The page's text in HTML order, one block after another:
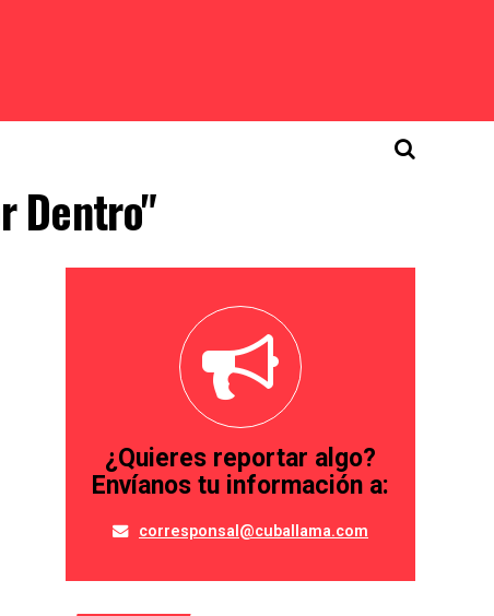
Dentro"
¿Quieres reportar algo?
Envíanos tu información a:
corresponsal@cuballama.com